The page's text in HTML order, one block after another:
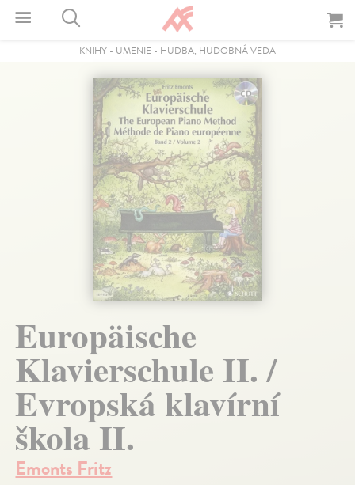
KNIHY - UMENIE - HUDBA, HUDOBNÁ VEDA
Europäische
Klavierschule II. /
Evropská klavírní
škola II.
Emonts Fritz